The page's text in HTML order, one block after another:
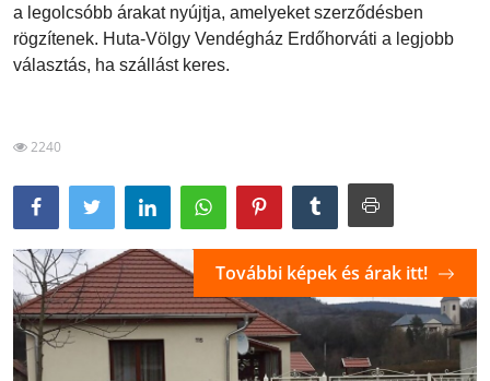
Szállások Hajdúszoboszlón
Blog
a legolcsóbb árakat nyújtja, amelyeket szerződésben
rögzítenek. Huta-Völgy Vendégház Erdőhorváti a legjobb
választás, ha szállást keres.
2240
További képek és árak itt!